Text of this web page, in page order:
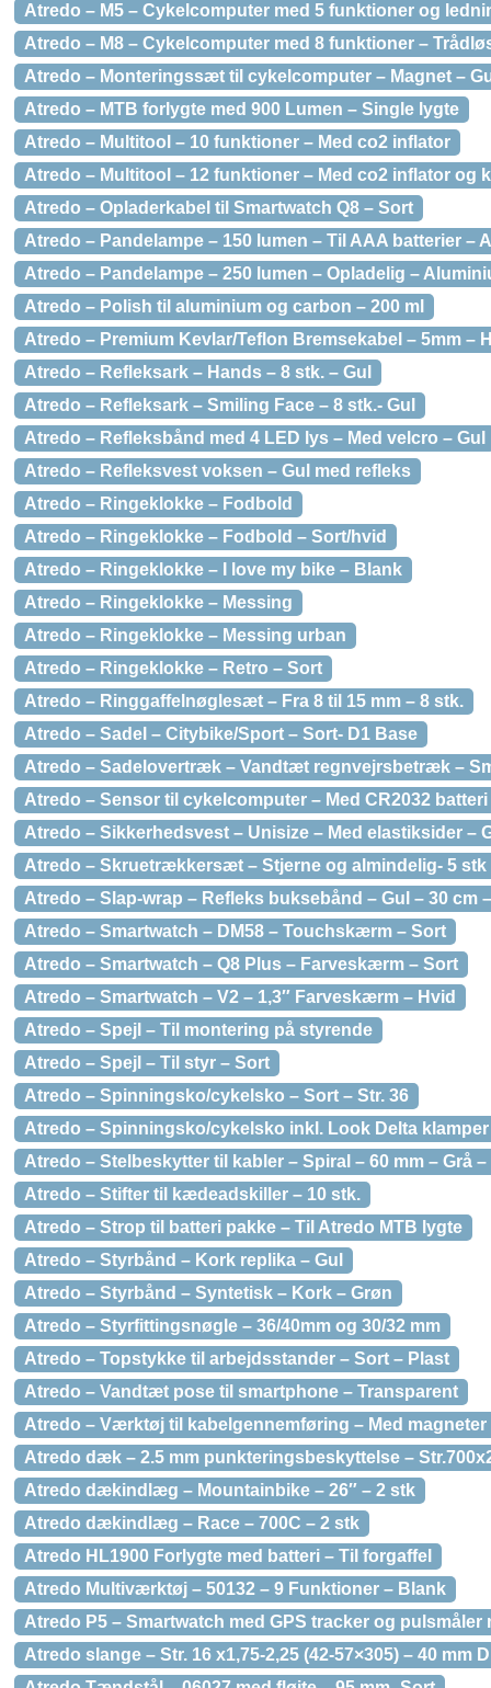
Atredo – M5 – Cykelcomputer med 5 funktioner og
Atredo – M8 – Cykelcomputer med 8 funktioner –
Atredo – Monteringssæt til cykelcomputer – Magnet –
Atredo – MTB forlygte med 900 Lumen – Single lygte
Atredo – Multitool – 10 funktioner – Med co2 inflator
Atredo – Multitool – 12 funktioner – Med co2 inflator og
Atredo – Opladerkabel til Smartwatch Q8 – Sort
Atredo – Pandelampe – 150 lumen – Til AAA batterier –
Atredo – Pandelampe – 250 lumen – Opladelig –
Atredo – Polish til aluminium og carbon – 200 ml
Atredo – Premium Kevlar/Teflon Bremsekabel – 5mm –
Atredo – Refleksark – Hands – 8 stk. – Gul
Atredo – Refleksark – Smiling Face – 8 stk.- Gul
Atredo – Refleksbånd med 4 LED lys – Med velcro – Gul
Atredo – Refleksvest voksen – Gul med refleks
Atredo – Ringeklokke – Fodbold
Atredo – Ringeklokke – Fodbold – Sort/hvid
Atredo – Ringeklokke – I love my bike – Blank
Atredo – Ringeklokke – Messing
Atredo – Ringeklokke – Messing urban
Atredo – Ringeklokke – Retro – Sort
Atredo – Ringgaffelnøglesæt – Fra 8 til 15 mm – 8 stk.
Atredo – Sadel – Citybike/Sport – Sort- D1 Base
Atredo – Sadelovertræk – Vandtæt regnvejrsbetræk –
Atredo – Sensor til cykelcomputer – Med CR2032
Atredo – Sikkerhedsvest – Unisize – Med elastiksider –
Atredo – Skruetrækkersæt – Stjerne og almindelig- 5 stk
Atredo – Slap-wrap – Refleks buksebånd – Gul – 30 cm
Atredo – Smartwatch – DM58 – Touchskærm – Sort
Atredo – Smartwatch – Q8 Plus – Farveskærm – Sort
Atredo – Smartwatch – V2 – 1,3″ Farveskærm – Hvid
Atredo – Spejl – Til montering på styrende
Atredo – Spejl – Til styr – Sort
Atredo – Spinningsko/cykelsko – Sort – Str. 36
Atredo – Spinningsko/cykelsko inkl. Look Delta klamper
Atredo – Stelbeskytter til kabler – Spiral – 60 mm – Grå –
Atredo – Stifter til kædeadskiller – 10 stk.
Atredo – Strop til batteri pakke – Til Atredo MTB lygte
Atredo – Styrbånd – Kork replika – Gul
Atredo – Styrbånd – Syntetisk – Kork – Grøn
Atredo – Styrfittingsnøgle – 36/40mm og 30/32 mm
Atredo – Topstykke til arbejdsstander – Sort – Plast
Atredo – Vandtæt pose til smartphone – Transparent
Atredo – Værktøj til kabelgennemføring – Med magneter
Atredo dæk – 2.5 mm punkteringsbeskyttelse –
Atredo dækindlæg – Mountainbike – 26″ – 2 stk
Atredo dækindlæg – Race – 700C – 2 stk
Atredo HL1900 Forlygte med batteri – Til forgaffel
Atredo Multiværktøj – 50132 – 9 Funktioner – Blank
Atredo P5 – Smartwatch med GPS tracker og pulsmåler
Atredo slange – Str. 16 x1,75-2,25 (42-57×305) – 40 mm